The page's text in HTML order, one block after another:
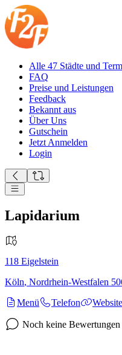
Alle 47 Städte und
FAQ
Preise und Leistungen
Feedback
Bekannt aus
Über Uns
Gutschein
Jetzt Anmelden
Login
Lapidarium
118 Eigelstein
Köln, Nordrhein-Westfalen
Menü
Telefon Website
Noch keine